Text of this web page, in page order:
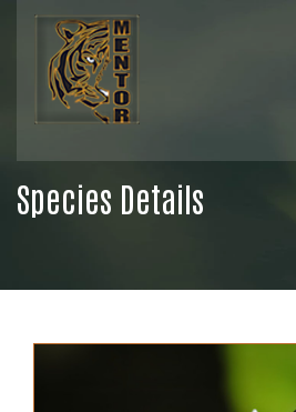
Species Details